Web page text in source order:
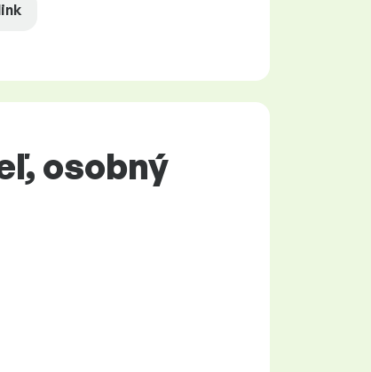
osobný